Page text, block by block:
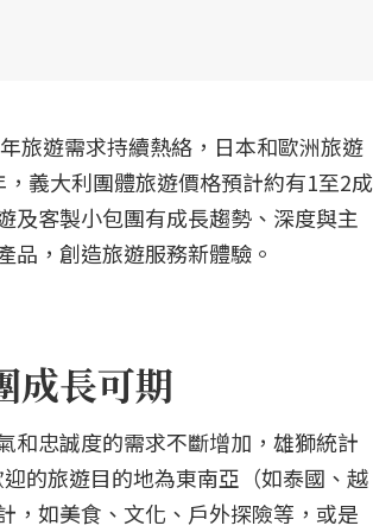
旅遊需求持續熱絡，日本和歐洲旅遊
義大利團體旅遊價格預計約有1至2成
及客製小包團有成長趨勢、深度與主
品，創造旅遊服務新體驗。
成長可期
和忠誠度的需求不斷增加，雄獅統計
的旅遊目的地為東南亞（如泰國、越
，如美食、文化、戶外探險等，或是